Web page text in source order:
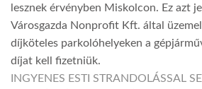
lesznek érvényben Miskolcon. Ez azt
Városgazda Nonprofit Kft. által
díjköteles parkolóhelyeken a
díjat kell fizetniük.
INGYENES ESTI STRANDOLÁSSAL